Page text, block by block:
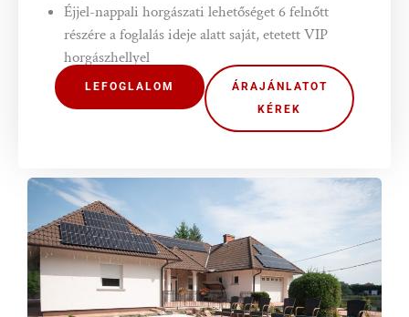
Éjjel-nappali horgászati lehetőséget 6 felnőtt
részére a foglalás ideje alatt saját, etetett VIP
horgászhellyel
LEFOGLALOM
ÁRAJÁNLATOT
KÉREK